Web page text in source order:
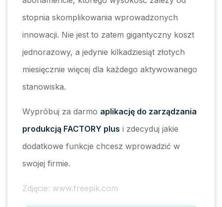
stopnia skomplikowania wprowadzonych
innowacji. Nie jest to zatem gigantyczny koszt
jednorazowy, a jedynie kilkadziesiąt złotych
miesięcznie więcej dla każdego aktywowanego
stanowiska.
Wypróbuj za darmo aplikację do zarządzania
produkcją FACTORY plus i zdecyduj jakie
dodatkowe funkcje chcesz wprowadzić w
swojej firmie.
Zdjęcie: www.freepik.com